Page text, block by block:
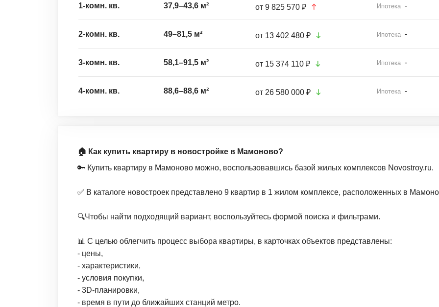
1-комн. кв. 37,9–43,6 м² от 9 825 570 ₽ Ипотека -
2-комн. кв. 49–81,5 м² от 13 402 480 ₽ Ипотека -
3-комн. кв. 58,1–91,5 м² от 15 374 110 ₽ Ипотека -
4-комн. кв. 88,6–88,6 м² от 26 580 000 ₽ Ипотека -
🏠 Как купить квартиру в новостройке в Мамоново?
🔑 Купить квартиру в Мамоново можно, воспользовавшись базой жилых комплексов Novostroy.ru.
✅ В каталоге новостроек представлено 9 квартир в 1 жилом комплексе, расположенных в
🔍Чтобы найти подходящий вариант, воспользуйтесь формой поиска и фильтрами.
📊 С целью облегчить процесс выбора квартиры, в карточках объектов представлены:
- цены,
- характеристики,
- условия покупки,
- 3D-планировки,
- время в пути до ближайших станций метро.